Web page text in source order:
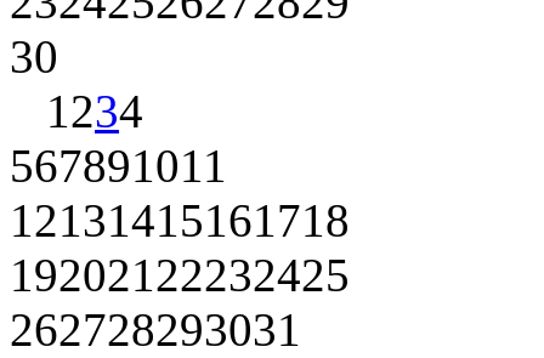
30
1234
567891011
12131415161718
19202122232425
262728293031